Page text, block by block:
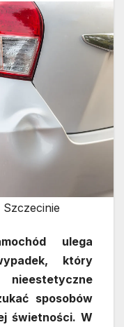
ulega
który
sposobów
świetności. W